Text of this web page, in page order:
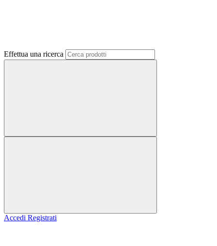
Effettua una ricerca
Accedi Registrati